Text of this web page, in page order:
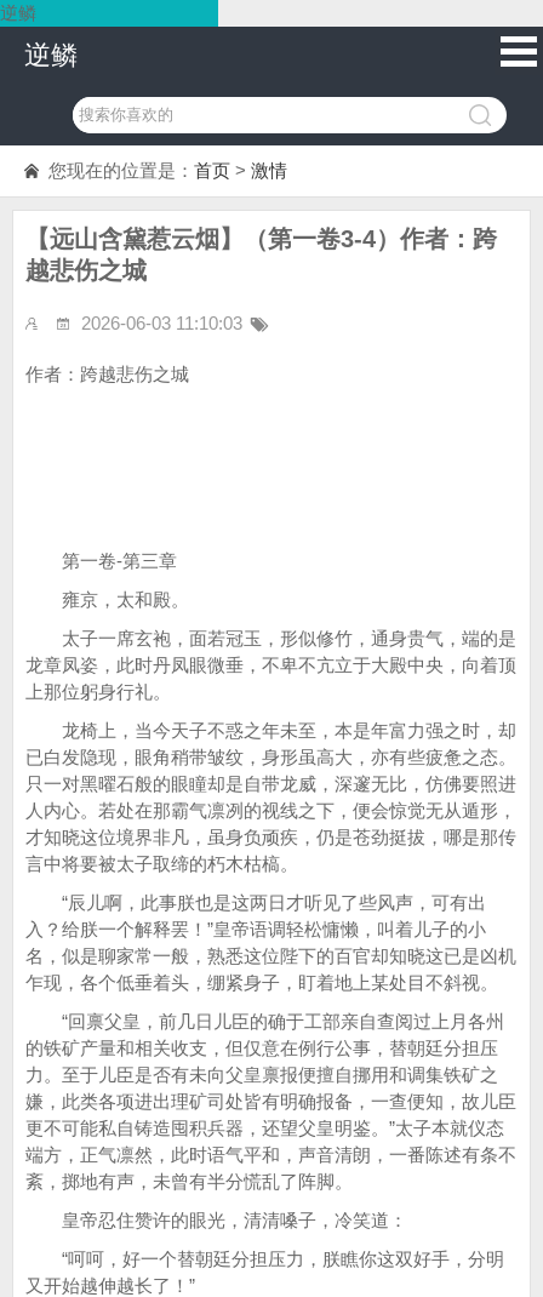
逆鳞
逆鳞
您现在的位置是： 首页 > 激情
【远山含黛惹云烟】（第一卷3-4）作者：跨
越悲伤之城
2026-06-03 11:10:03
作者：跨越悲伤之城
第一卷-第三章
雍京，太和殿。
太子一席玄袍，面若冠玉，形似修竹，通身贵气，端的是
龙章凤姿，此时丹凤眼微垂，不卑不亢立于大殿中央，向着顶
上那位躬身行礼。
龙椅上，当今天子不惑之年未至，本是年富力强之时，却
已白发隐现，眼角稍带皱纹，身形虽高大，亦有些疲惫之态。
只一对黑曜石般的眼瞳却是自带龙威，深邃无比，仿佛要照进
人内心。若处在那霸气凛冽的视线之下，便会惊觉无从遁形，
才知晓这位境界非凡，虽身负顽疾，仍是苍劲挺拔，哪是那传
言中将要被太子取缔的朽木枯槁。
“辰儿啊，此事朕也是这两日才听见了些风声，可有出
入？给朕一个解释罢！”皇帝语调轻松慵懒，叫着儿子的小
名，似是聊家常一般，熟悉这位陛下的百官却知晓这已是凶机
乍现，各个低垂着头，绷紧身子，盯着地上某处目不斜视。
“回禀父皇，前几日儿臣的确于工部亲自查阅过上月各州
的铁矿产量和相关收支，但仅意在例行公事，替朝廷分担压
力。至于儿臣是否有未向父皇禀报便擅自挪用和调集铁矿之
嫌，此类各项进出理矿司处皆有明确报备，一查便知，故儿臣
更不可能私自铸造囤积兵器，还望父皇明鉴。”太子本就仪态
端方，正气凛然，此时语气平和，声音清朗，一番陈述有条不
紊，掷地有声，未曾有半分慌乱了阵脚。
皇帝忍住赞许的眼光，清清嗓子，冷笑道：
“呵呵，好一个替朝廷分担压力，朕瞧你这双好手，分明
又开始越伸越长了！”